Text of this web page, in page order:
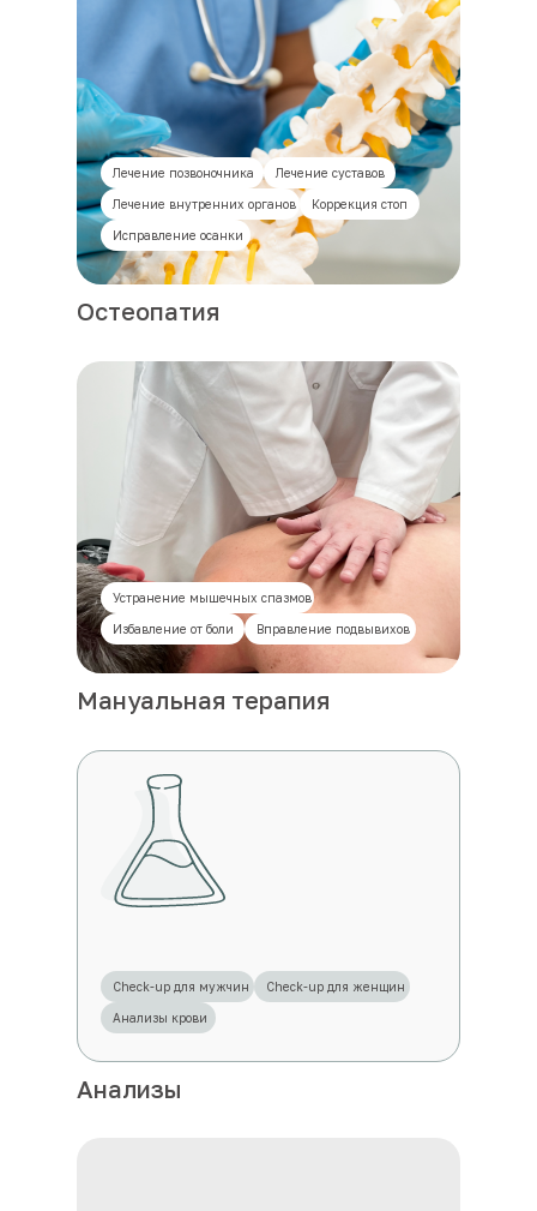
Check-up для мужчин Check-up для женщин
Анализы крови
Анализы
Лечение позвоночника Лечение суставов
Лечение внутренних органов Коррекция стоп
Исправление осанки
Остеопатия
Устранение мышечных спазмов
Избавление от боли Вправление подвывихов
Мануальная терапия